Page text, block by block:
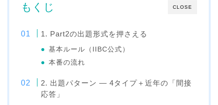
CLOSE
もくじ
1. Part2の出題形式を押さえる
基本ルール（IIBC公式）
本番の流れ
2. 出題パターン — 4タイプ＋近年の「間接
応答」